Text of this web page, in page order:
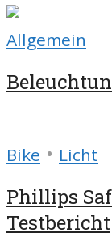
Allgemein
Bike • Licht
Phillips
Testbericht